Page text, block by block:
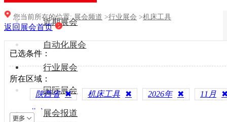
近期展会
自动化展会
行业展会
国际展会
展会报道
您当前所在的位置: 展会频道 >行业展会 >机床工具
返回展会首页
已选条件：
陕西省 ✖ 机床工具 ✖ 2026年 ✖ 11月
所在区域：
北京